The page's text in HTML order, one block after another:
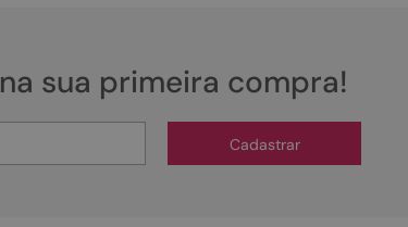
na sua primeira compra!
Cadastrar